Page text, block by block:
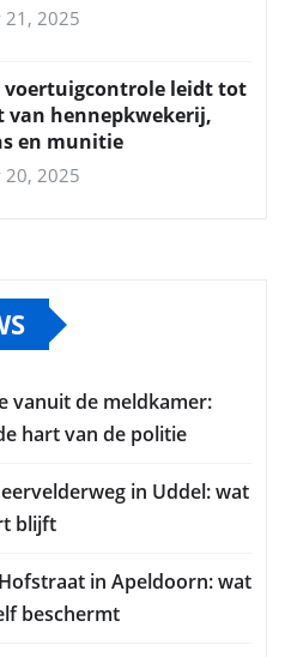
21, 2025
voertuigcontrole leidt tot
van hennepkwekerij,
en munitie
20, 2025
vanuit de meldkamer:
hart van de politie
in Uddel: wat
blijft
in Apeldoorn: wat
beschermt